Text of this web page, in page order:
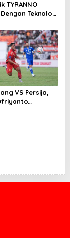
TYRANNO
Teknologi
VS Persija,